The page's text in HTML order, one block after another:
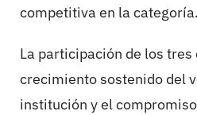
competitiva en la categoría.
La participación de los
crecimiento sostenido del
institución y el